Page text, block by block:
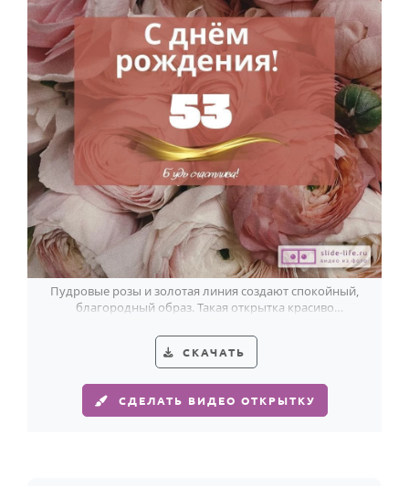
Пудровые розы и золотая линия создают спокойный,
благородный образ. Такая открытка красиво
СКАЧАТЬ
СДЕЛАТЬ ВИДЕО ОТКРЫТКУ